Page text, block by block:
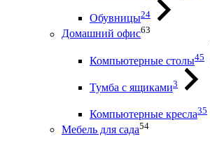
Обувницы24
Домашний офис63
Компьютерные столы45
Тумба с ящиками3
Компьютерные кресла35
Мебель для сада54